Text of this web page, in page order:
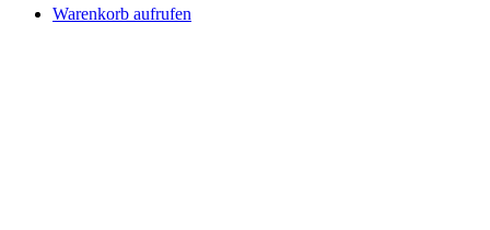
Warenkorb aufrufen